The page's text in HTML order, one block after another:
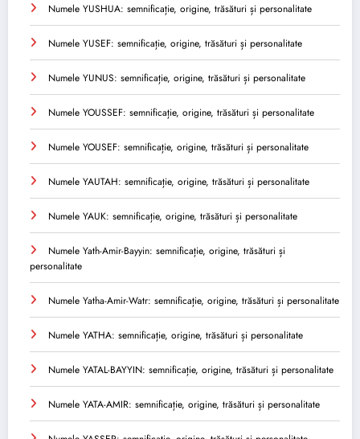
Numele YUSHUA: semnificație, origine, trăsături și personalitate
Numele YUSEF: semnificație, origine, trăsături și personalitate
Numele YUNUS: semnificație, origine, trăsături și personalitate
Numele YOUSSEF: semnificație, origine, trăsături și personalitate
Numele YOUSEF: semnificație, origine, trăsături și personalitate
Numele YAUTAH: semnificație, origine, trăsături și personalitate
Numele YAUK: semnificație, origine, trăsături și personalitate
Numele Yath-Amir-Bayyin: semnificație, origine, trăsături și
personalitate
Numele Yatha-Amir-Watr: semnificație, origine, trăsături și personalitate
Numele YATHA: semnificație, origine, trăsături și personalitate
Numele YATAL-BAYYIN: semnificație, origine, trăsături și personalitate
Numele YATA-AMIR: semnificație, origine, trăsături și personalitate